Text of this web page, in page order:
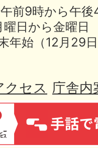
前9時から午
日から金曜日
年始（12月29
クセス 庁舎内